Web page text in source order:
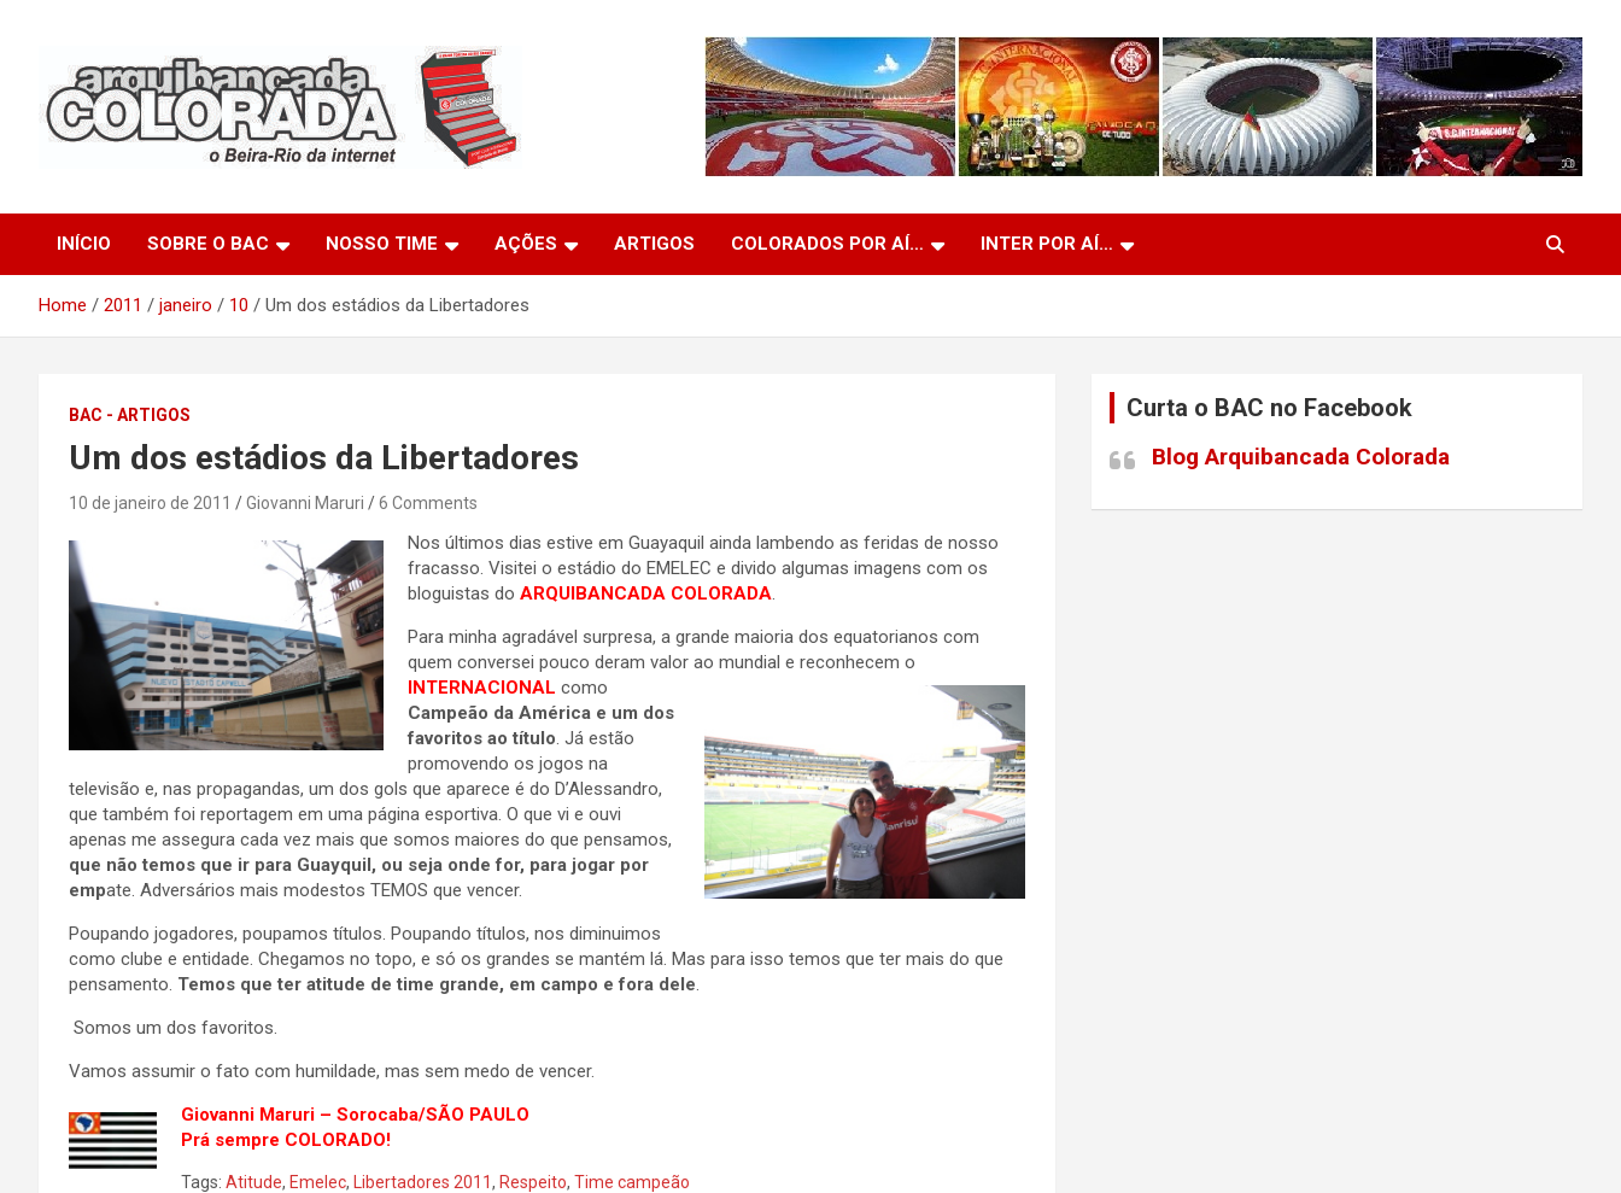
Arquibancada Colorada
INÍCIO SOBRE O BAC NOSSO TIME AÇÕES ARTIGOS COLORADOS POR AÍ… INTER POR AÍ…
Home 2011 janeiro 10 Um dos estádios da Libertadores
BAC - ARTIGOS
Um dos estádios da Libertadores
10 de janeiro de 2011 Giovanni Maruri 6 Comments
Nos últimos dias estive em Guayaquil ainda lambendo as feridas de nosso
fracasso. Visitei o estádio do EMELEC e divido algumas imagens com os
bloguistas do ARQUIBANCADA COLORADA.
Para minha agradável surpresa, a grande maioria dos equatorianos com
quem conversei pouco deram valor ao mundial e reconhecem o
INTERNACIONAL como
Campeão da América e um dos
favoritos ao título. Já estão
promovendo os jogos na
televisão e, nas propagandas, um dos gols que aparece é do D’Alessandro,
que também foi reportagem em uma página esportiva. O que vi e ouvi
apenas me assegura cada vez mais que somos maiores do que pensamos,
que não temos que ir para Guayquil, ou seja onde for, para jogar por
empate. Adversários mais modestos TEMOS que vencer.
Poupando jogadores, poupamos títulos. Poupando títulos, nos diminuimos
como clube e entidade. Chegamos no topo, e só os grandes se mantém lá. Mas para isso temos que ter mais do que
pensamento. Temos que ter atitude de time grande, em campo e fora dele.
Somos um dos favoritos.
Vamos assumir o fato com humildade, mas sem medo de vencer.
Giovanni Maruri – Sorocaba/SÃO PAULO
Prá sempre COLORADO!
Tags: Atitude, Emelec, Libertadores 2011, Respeito, Time campeão
Curta o BAC no Facebook
Blog Arquibancada Colorada